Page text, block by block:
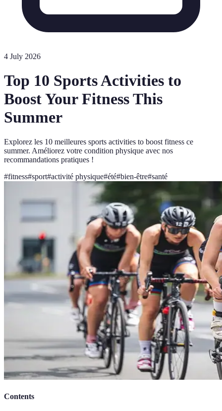
4 July 2026
Top 10 Sports Activities to
Boost Your Fitness This
Summer
Explorez les 10 meilleures sports activities to boost fitness ce
summer. Améliorez votre condition physique avec nos
recommandations pratiques !
#fitness#sport#activité physique#été#bien-être#santé
Contents